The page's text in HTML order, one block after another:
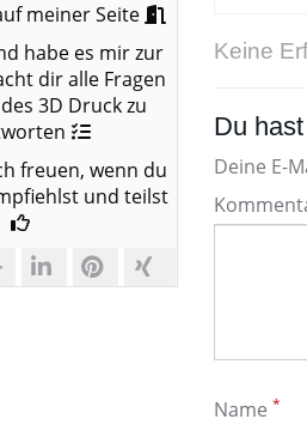
Keine
Du
Deine E-
Name *
meiner Seite
habe es mir zur
dir alle Fragen
3D Druck zu
freuen, wenn du
und teilst
plussensharen sharen